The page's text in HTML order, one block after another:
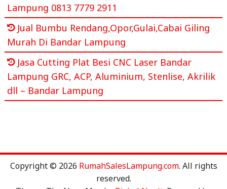
Lampung 0813 7779 2911
Jual Bumbu Rendang,Opor,Gulai,Cabai Giling
Murah Di Bandar Lampung
Jasa Cutting Plat Besi CNC Laser Bandar
Lampung GRC, ACP, Aluminium, Stenlise, Akrilik
dll – Bandar Lampung
Copyright © 2026 RumahSalesLampung.com. All rights
reserved.